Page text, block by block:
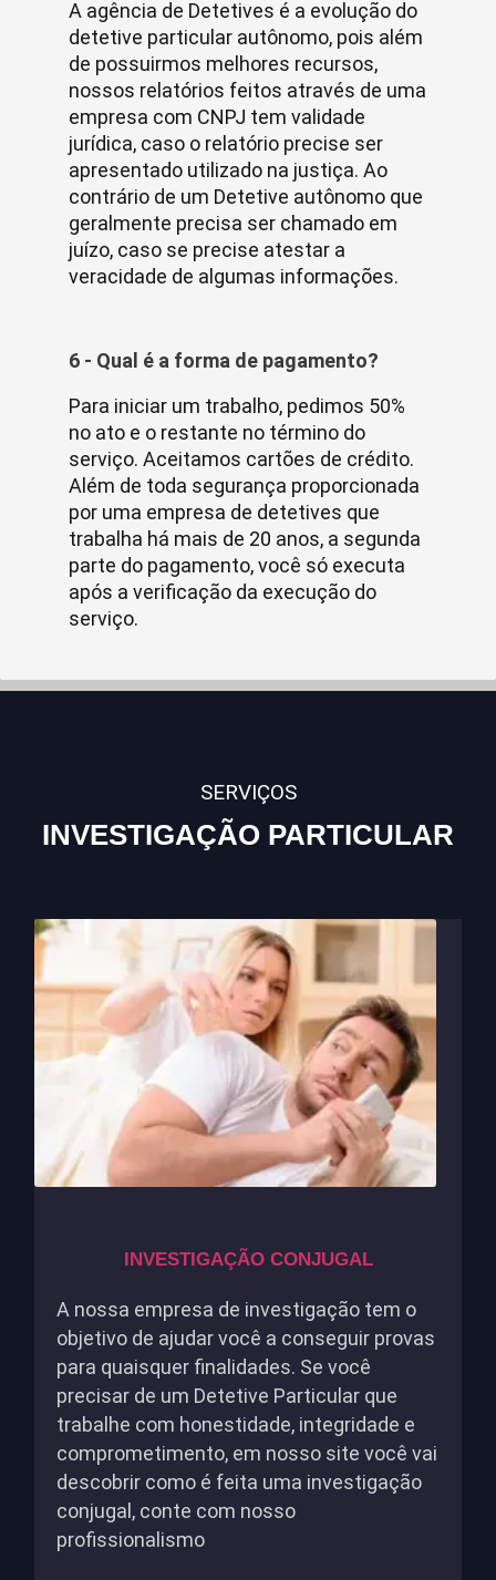
A agência de Detetives é a evolução do
detetive particular autônomo, pois além
de possuirmos melhores recursos,
nossos relatórios feitos através de uma
empresa com CNPJ tem validade
jurídica, caso o relatório precise ser
apresentado utilizado na justiça. Ao
contrário de um Detetive autônomo que
geralmente precisa ser chamado em
juízo, caso se precise atestar a
veracidade de algumas informações.
6 - Qual é a forma de pagamento?
Para iniciar um trabalho, pedimos 50%
no ato e o restante no término do
serviço. Aceitamos cartões de crédito.
Além de toda segurança proporcionada
por uma empresa de detetives que
trabalha há mais de 20 anos, a segunda
parte do pagamento, você só executa
após a verificação da execução do
serviço.
SERVIÇOS
INVESTIGAÇÃO PARTICULAR
INVESTIGAÇÃO CONJUGAL
A nossa empresa de investigação tem o
objetivo de ajudar você a conseguir provas
para quaisquer finalidades. Se você
precisar de um Detetive Particular que
trabalhe com honestidade, integridade e
comprometimento, em nosso site você vai
descobrir como é feita uma investigação
conjugal, conte com nosso
profissionalismo